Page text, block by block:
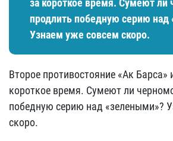
за короткое время. Сумеют
продлить победную серию над
Узнаем уже совсем скоро.
Второе противостояние «Ак Барса»
короткое время. Сумеют ли
победную серию над «зелеными»?
скоро.